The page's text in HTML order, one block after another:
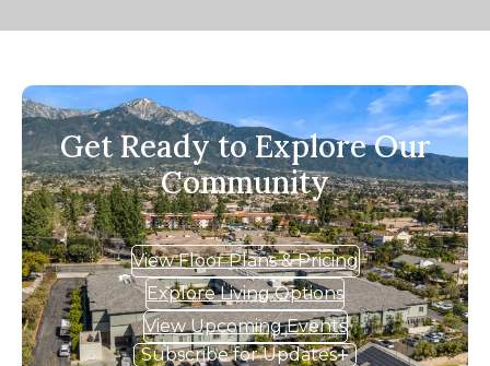
Get Ready to Explore Our
Community
View Floor Plans & Pricing
Explore Living Options
View Upcoming Events
Subscribe for Updates